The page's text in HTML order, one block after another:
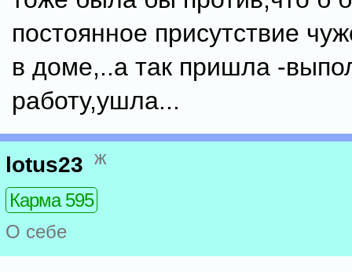
постоянное присутствие
в доме,..а так пришла -
работу,ушла...
lotus23 ж
Карма 595
О себе